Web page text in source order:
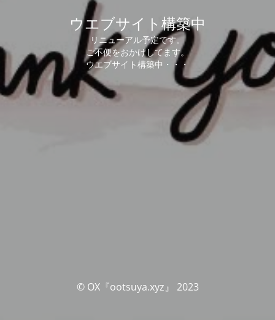
ウエブサイト構築中
リニューアル予定です。
ご不便をおかけしてます。
ウエブサイト構築中・・・
© OX『ootsuya.xyz』 2023